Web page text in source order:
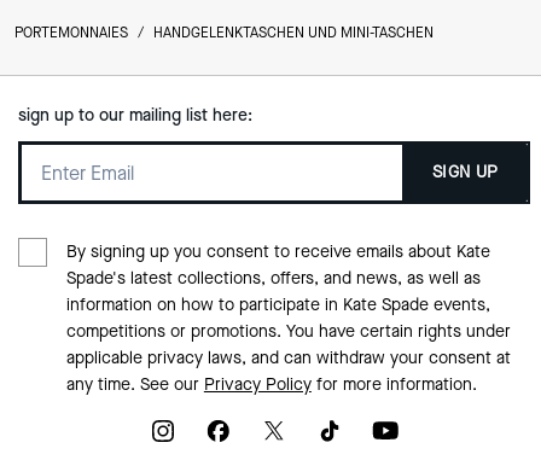
PORTEMONNAIES / HANDGELENKTASCHEN UND MINI-TASCHEN
sign up to our mailing list here:
SIGN UP
By signing up you consent to receive emails about Kate
Spade's latest collections, offers, and news, as well as
information on how to participate in Kate Spade events,
competitions or promotions. You have certain rights under
applicable privacy laws, and can withdraw your consent at
any time. See our Privacy Policyfor more information.